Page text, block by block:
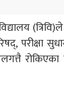
परीक्षा
रोकिएका